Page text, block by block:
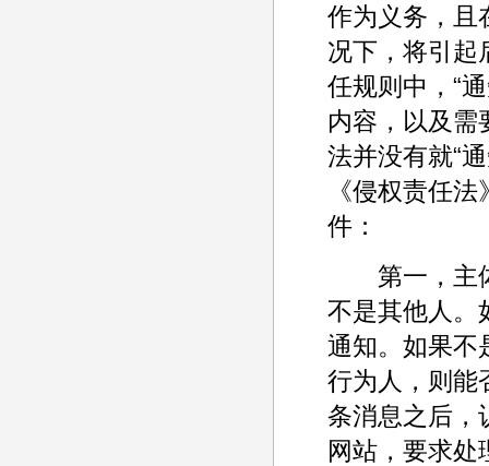
作为义务，且
况下，将引起
任规则中，“
内容，以及需
法并没有就“
《侵权责任
件：
第一，主体
不是其他人。
通知。如果不
行为人，则能
条消息之后，
网站，要求处